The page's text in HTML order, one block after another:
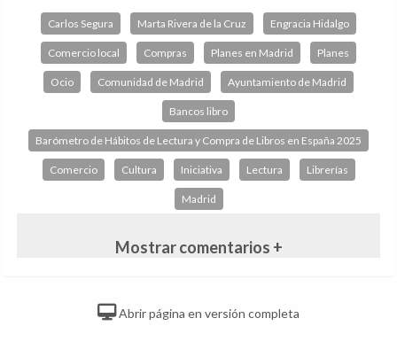
Carlos Segura Marta Rivera de la Cruz Engracia Hidalgo
Comercio local Compras Planes en Madrid Planes
Ocio Comunidad de Madrid Ayuntamiento de Madrid
Bancos libro
Barómetro de Hábitos de Lectura y Compra de Libros en España 2025
Comercio Cultura Iniciativa Lectura Librerías
Madrid
Mostrar comentarios +
Abrir página en versión completa